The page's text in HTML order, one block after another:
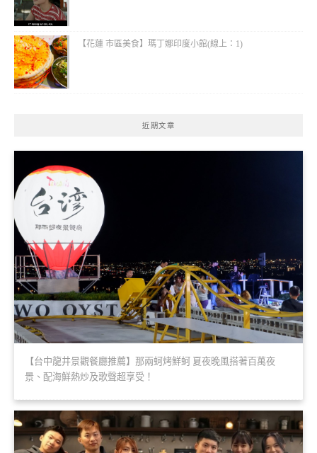
【花蓮 市區美食】瑪丁娜印度小館(線上：1)
近期文章
【台中龍井景觀餐廳推薦】那兩蚵烤鮮蚵 夏夜晚風搭著百萬夜
景、配海鮮熱炒及歌聲超享受！